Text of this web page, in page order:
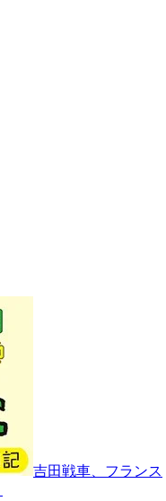
吉田戦車、フランス